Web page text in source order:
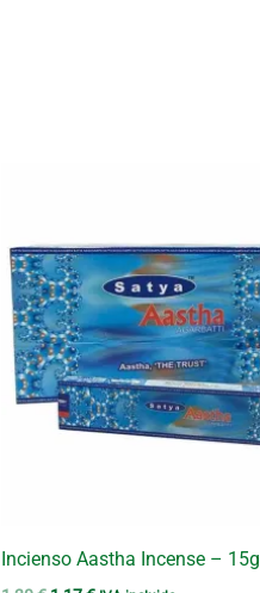
Incienso Aastha Incense – 15g